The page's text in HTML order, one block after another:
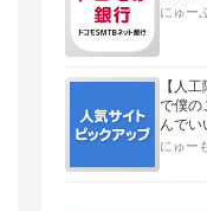
にゅー
【人
で僕の
んでい
けない
にゅー